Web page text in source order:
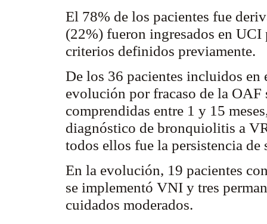
El 78% de los pacientes fue
(22%) fueron ingresados en UCI
criterios definidos previamente.
De los 36 pacientes incluidos
evolución por fracaso de la
comprendidas entre 1 y 15
diagnóstico de bronquiolitis a
todos ellos fue la persistencia de
En la evolución, 19 pacientes
se implementó VNI y tres
cuidados moderados.